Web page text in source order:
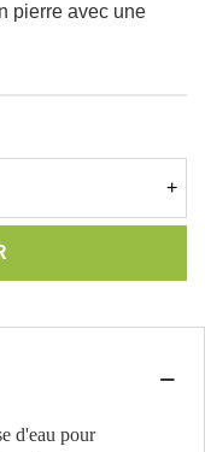
pierre avec une
+
d'eau pour